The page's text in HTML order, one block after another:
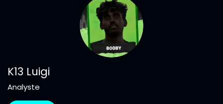
K13 Luigi
Analyste